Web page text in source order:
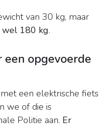
van 30 kg, maar
180 kg.
opgevoerde
een elektrische fiets
we of die is
Politie aan. Er